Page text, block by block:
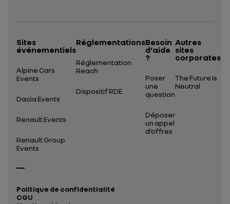
Sites
événementiels
Alpine Cars
Events
Dacia Events
Renault Events
Renault Group
Events
Réglementations
Réglementation
Reach
Dispositif RDE
Besoin
d'aide
?
Poser
une
question
Déposer
un appel
d’offres
Autres
sites
corporates
The Future Is
Neutral
Politique de confidentialité
CGU